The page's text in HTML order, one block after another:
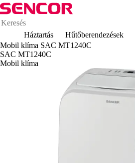
Háztartás Hűtőberendezések
Mobil klíma SAC MT1240C
SAC MT1240C
Mobil klíma